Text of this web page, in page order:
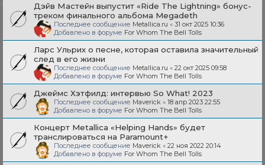
Дэйв Мастейн выпустит «Ride The Lightning» бонус-
треком финального альбома Megadeth
Последнее сообщение Metallica.ru « 31 окт 2025 10:36
Добавлено в форуме For Whom The Bell Tolls
Ларс Ульрих о песне, которая оставила значительный
след в его жизни
Последнее сообщение Metallica.ru « 22 окт 2025 09:58
Добавлено в форуме For Whom The Bell Tolls
Джеймс Хэтфилд: интервью So What! 2023
Последнее сообщение Maverick « 18 апр 2023 22:55
Добавлено в форуме For Whom The Bell Tolls
Концерт Metallica «Helping Hands» будет
транслироваться на Paramount+
Последнее сообщение Maverick « 22 ноя 2022 20:14
Добавлено в форуме For Whom The Bell Tolls